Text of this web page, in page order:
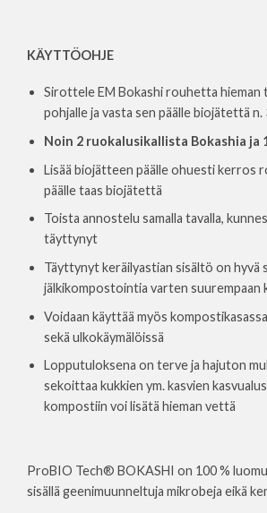
KÄYTTÖOHJE
Sirottele EM Bokashi rouhetta hieman
pohjalle ja vasta sen päälle biojätettä n.
Noin 2 ruokalusikallista Bokashia ja
Lisää biojätteen päälle ohuesti kerros
päälle taas biojätettä
Toista annostelu samalla tavalla,
täyttynyt
Täyttynyt keräilyastian sisältö on hyvä
jälkikompostointia varten suurempaan
Voidaan käyttää myös
sekä ulkokäymälöissä
Lopputuloksena on terve ja hajuton
sekoittaa kukkien ym. kasvien
kompostiin voi lisätä hieman vettä
ProBIO Tech® BOKASHI on 100 %
sisällä geenimuunneltuja mikrobeja eikä